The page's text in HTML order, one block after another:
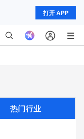
打开 APP
热门行业